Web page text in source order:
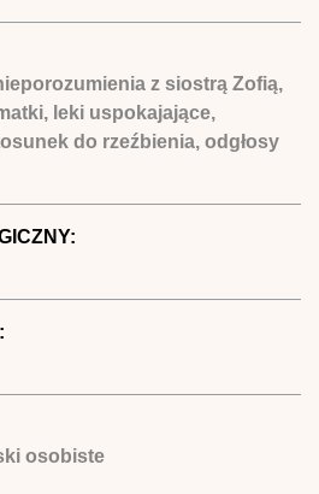
z siostrą Zofią,
leki uspokajające,
do rzeźbienia, odgłosy
osobiste